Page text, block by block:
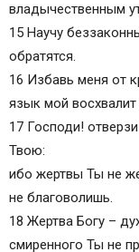
владычественным
15 Научу
обратятся.
16 Избавь меня от
язык мой
17 Господи!
Твою:
ибо жертвы Ты не
не благоволишь.
18 Жертва Богу –
смиренного Ты не